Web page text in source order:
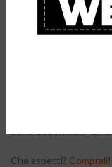
Perché
rispetto ai
Che aspetti? Comprali!